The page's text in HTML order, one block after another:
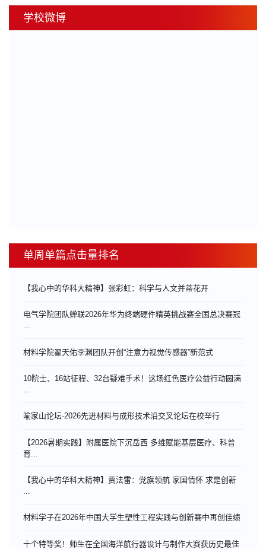
学校微博
单周单篇点击量排名
【我心中的华科大精神】张彩虹：科学与人文并蒂花开
电气学院团队蝉联2026年华为终端硬件精英挑战赛全国总决赛冠
...
材料学院翟天佑李渊团队开创“注意力视觉传感器”新范式
10院士、16站征程、32台疑难手术！这场红色医疗公益行动圆满
喻家山论坛·2026先进材料与成形技术沿交叉论坛在校举行
【2026暑期实践】附属医院下沉岳西 多维赋能基层医疗、科普
育...
【我心中的华科大精神】贾法雷：党旗领航 家国情怀 求是创新
...
材料学子在2026年中国大学生塑性工程实践与创新赛中再创佳绩
十个特等奖！师生在全国海洋航行器设计与制作大赛获历史最佳